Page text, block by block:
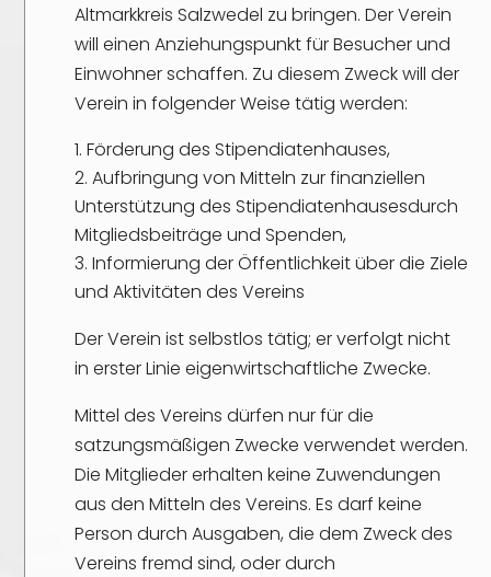
Altmarkkreis Salzwedel zu bringen. Der Verein
will einen Anziehungspunkt für Besucher und
Einwohner schaffen. Zu diesem Zweck will der
Verein in folgender Weise tätig werden:
Förderung des Stipendiatenhauses,
Aufbringung von Mitteln zur finanziellen
Unterstützung des Stipendiatenhausesdurch
Mitgliedsbeiträge und Spenden,
Informierung der Öffentlichkeit über die Ziele
und Aktivitäten des Vereins
Der Verein ist selbstlos tätig; er verfolgt nicht
in erster Linie eigenwirtschaftliche Zwecke.
Mittel des Vereins dürfen nur für die
satzungsmäßigen Zwecke verwendet werden.
Die Mitglieder erhalten keine Zuwendungen
aus den Mitteln des Vereins. Es darf keine
Person durch Ausgaben, die dem Zweck des
Vereins fremd sind, oder durch